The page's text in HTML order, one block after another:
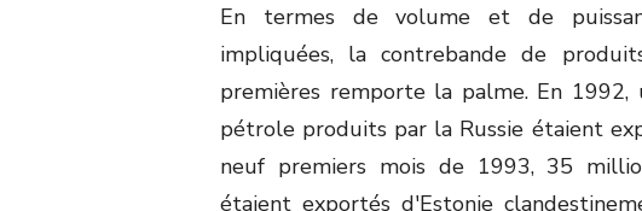
En termes de volume et de
impliquées, la contrebande de
premières remporte la palme. En
pétrole produits par la Russie étaient
neuf premiers mois de 1993, 35
étaient exportés d'Estonie